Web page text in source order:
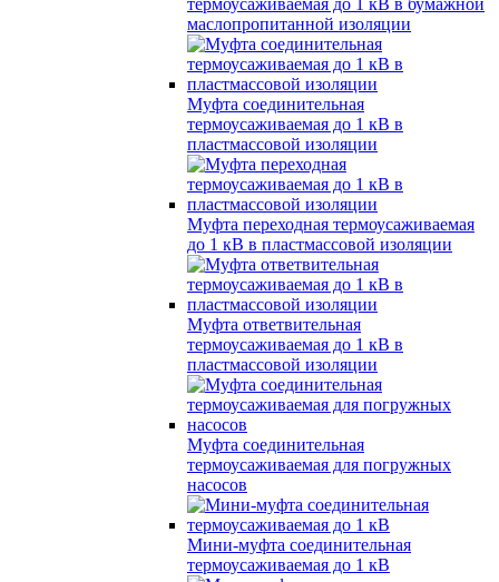
термоусаживаемая до 1 кВ в бумажной
маслопропитанной изоляции
Муфта соединительная
термоусаживаемая до 1 кВ в
пластмассовой изоляции
Муфта переходная термоусаживаемая
до 1 кВ в пластмассовой изоляции
Муфта ответвительная
термоусаживаемая до 1 кВ в
пластмассовой изоляции
Муфта соединительная
термоусаживаемая для погружных
насосов
Мини-муфта соединительная
термоусаживаемая до 1 кВ